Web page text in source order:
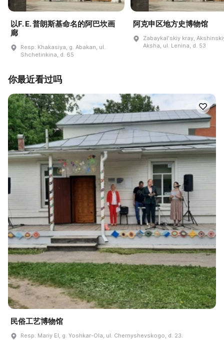
以F. E. 普朗斯基命名的阿巴坎画
廊
Resp. Khakasiya, g. Abakan, ul.
Shchetinkina, d. 65
阿克申区地方史博物馆
Zabaykalʹskiy kray,
Aksha, ul. Lenina, d. 53
你最近看过吗
民俗工艺博物馆
Resp. Mariy El, g. Yoshkar-Ola, ul. Chernyshevskogo, d. 23.